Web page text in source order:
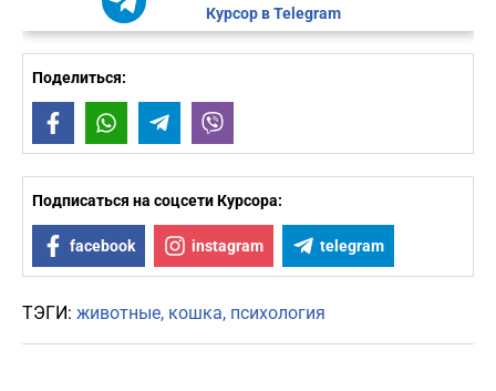
Курсор в Telegram
Поделиться:
FacebookWhatsAppTelegram
Подписаться на соцсети Курсора:
facebook instagram telegram
ТЭГИ: животные кошка психология